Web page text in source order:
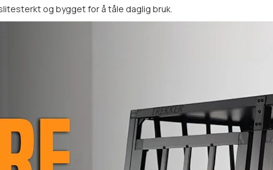
og bygget for å tåle daglig bruk.